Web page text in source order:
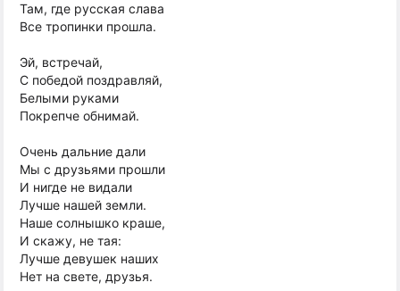
Там, где русская слава
Все тропинки прошла.
Эй, встречай,
С победой поздравляй,
Белыми руками
Покрепче обнимай.
Очень дальние дали
Мы с друзьями прошли
И нигде не видали
Лучше нашей земли.
Наше солнышко краше,
И скажу, не тая:
Лучше девушек наших
Нет на свете, друзья.